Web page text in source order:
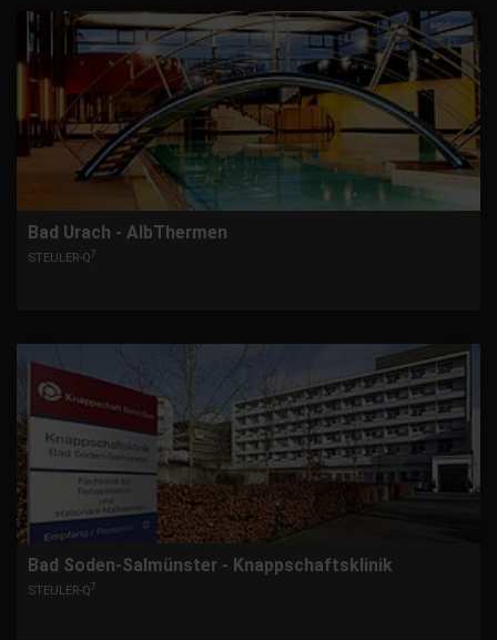
Bad Urach - AlbThermen
STEULER-Q7
Bad Soden-Salmünster - Knappschaftsklinik
STEULER-Q7